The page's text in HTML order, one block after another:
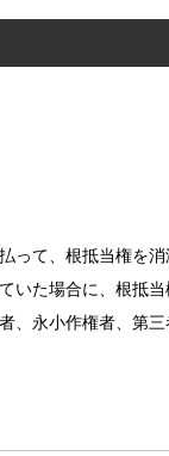
って、根抵当権を
いた場合に、根抵
、永小作権者、第